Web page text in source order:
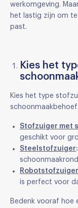
werkomgeving.
het lastig zijn om
past.
Kies het
Kies het type
Stofzuiger met
geschikt voor
Steelstofzuiger:
Robotstofzuiger
is perfect voor
Bedenk vooraf hoe